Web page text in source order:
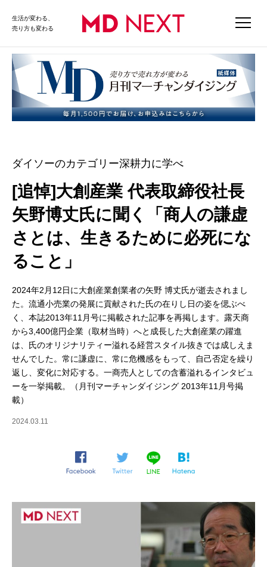
生活が変わる、
売り方も変わる
ダイソーのカテゴリー深耕力に学べ
[追悼]大創産業 代表取締役社長
矢野博丈氏に聞く「商人の謙虚
さとは、生きるために必死にな
ること」
2024年2月12日に大創産業創業者の矢野 博丈氏が逝去されまし
た。流通小売業の発展に貢献された氏の在りし日の姿を偲ぶべ
く、本誌2013年11月号に掲載された記事を再掲します。露天商
から3,400億円企業（取材当時）へと成長した大創産業の躍進
は、氏のオリジナリティー溢れる経営スタイル抜きでは成しえま
せんでした。常に謙虚に、常に危機感をもって、自己否定を繰り
返し、変化に対応する。一商売人としての含蓄溢れるインタビュ
ーを一挙掲載。（月刊マーチャンダイジング 2013年11月号掲
載）
2024.03.11